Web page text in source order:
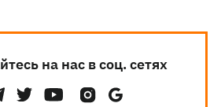
на нас в соц. сетях